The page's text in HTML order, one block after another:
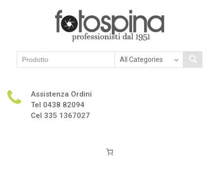
Assistenza Ordini
Tel 0438 82094
Cel 335 1367027